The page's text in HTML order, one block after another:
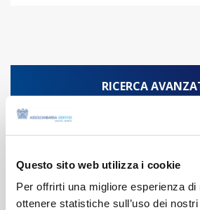
Questo sito web utilizza i cookie
Per offrirti una migliore esperienza di
ottenere statistiche sull’uso dei
RICERCA